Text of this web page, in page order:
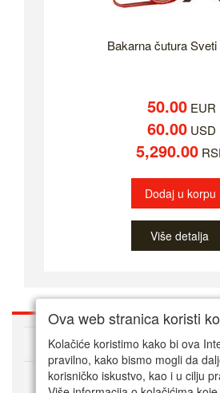
Bakarna čutura
50.00EUR
60.00USD
5,290.00
Dodaj u korpu
Više detalja
O nama
Kako kupovati online
Ova web stranica koristi
Kolačiće koristimo kako bi ova
pravilno, kako bismo mogli da
korisničko iskustvo, kao i u cilju